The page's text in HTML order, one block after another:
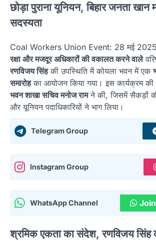
छोड़ा पुराना यूनियन, बिहार जनता
सदस्यता
Coal Workers Union Event: 28 मई
रक्षा और मजदूर अधिकारों की वकालत करने वाले
रणविजय सिंहकी उपस्थिति में कोयला भवन में एक
समारोहका आयोजन किया गया। इस कार्यक्रम की
भवन शाखा सचिव मनोज रामने की, जिसमें सैकड़ों
और यूनियन पदाधिकारियों ने भाग लिया।
Telegram Group
Instagram Group
WhatsApp Channel
श्रमिक एकता का संदेश, रणविजय सिंह